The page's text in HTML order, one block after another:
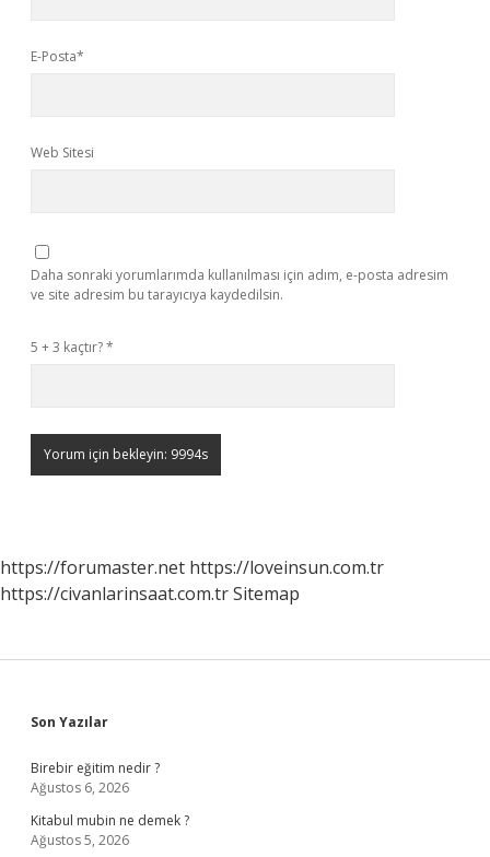
E-Posta*
Web Sitesi
Daha sonraki yorumlarımda kullanılması için adım, e-posta adresim
ve site adresim bu tarayıcıya kaydedilsin.
5 + 3 kaçtır?*
https://forumaster.net https://loveinsun.com.tr
https://civanlarinsaat.com.trSitemap
Sidebar
Son Yazılar
Birebir eğitim nedir ?
Ağustos 6, 2026
Kitabul mubin ne demek ?
Ağustos 5, 2026